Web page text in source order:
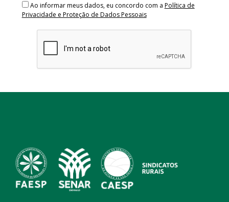
Ao informar meus dados, eu concordo com a Política de
Privacidade e Proteção de Dados Pessoais